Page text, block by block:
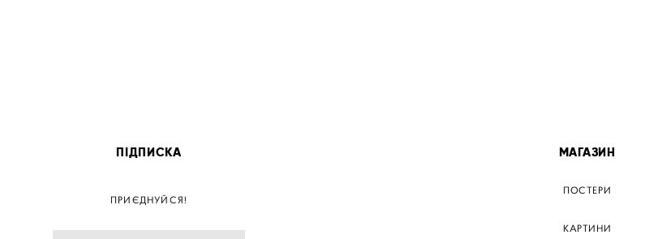
ПІДПИСКА
ПРИЄДНУЙСЯ!
МАГАЗИН
ПОСТЕРИ
КАРТИНИ